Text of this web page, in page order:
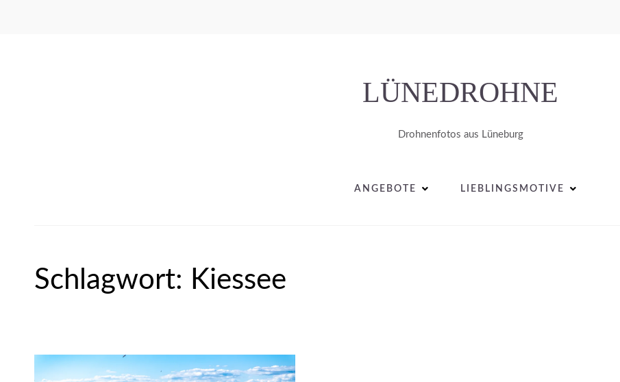
LÜNEDROHNE
Drohnenfotos aus Lüneburg
ANGEBOTE LIEBLINGSMOTIVE
Schlagwort: Kiessee